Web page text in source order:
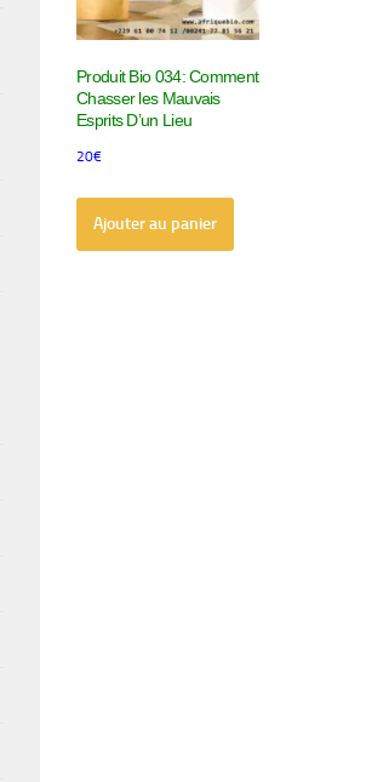
Produit Bio 034: Comment
Chasser les Mauvais
Esprits D’un Lieu
20€
Ajouter au panier